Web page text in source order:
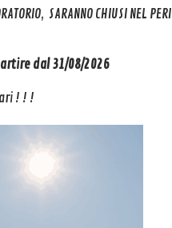
SARANNO CHIUSI NEL
dal 31/08/2026
! ! !